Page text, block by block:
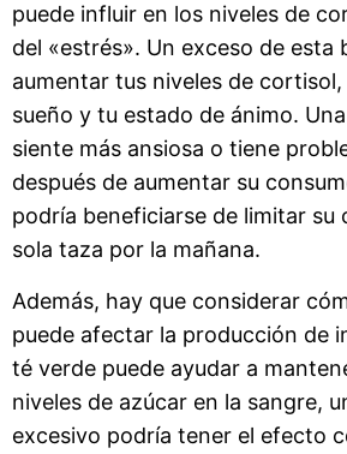
puede influir en los niveles de
del «estrés». Un exceso de esta
aumentar tus niveles de
sueño y tu estado de ánimo.
siente más ansiosa o tiene
después de aumentar su
podría beneficiarse de limitar su
sola taza por la mañana.
Además, hay que considerar
puede afectar la producción de
té verde puede ayudar a
niveles de azúcar en la sangre,
excesivo podría tener el efecto